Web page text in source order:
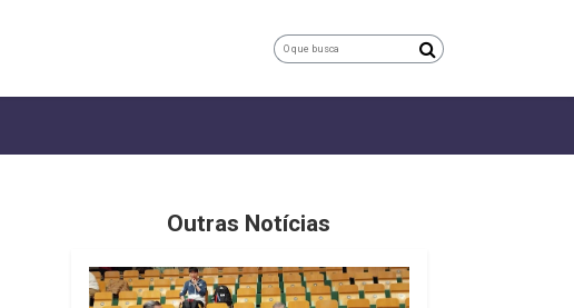
Outras Notícias